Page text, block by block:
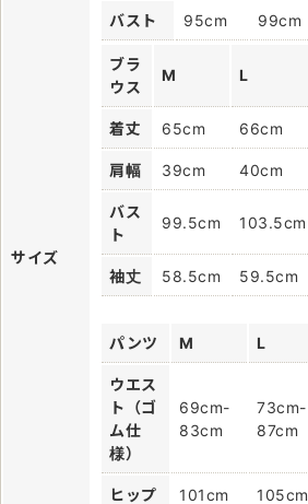
サイズ
バスト 95cm 99cm
ブラ
ウス
M L
着丈 65cm 66cm
肩幅 39cm 40cm
バス
ト
99.5cm 103.5cm
袖丈 58.5cm 59.5cm
パンツ M L
ウエス
ト（ゴ
ム仕
様）
69cm-
83cm
73cm-
87cm
ヒップ 101cm 105cm